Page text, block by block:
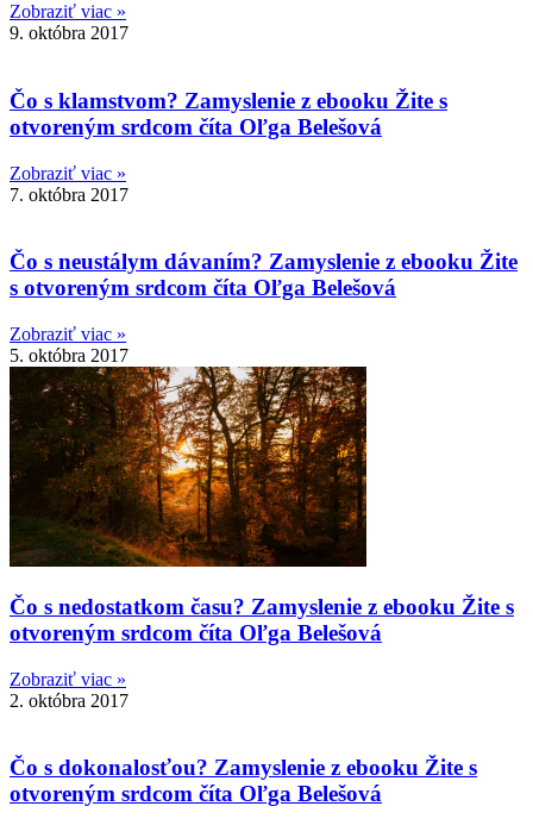
Zobraziť viac »
9. októbra 2017
Čo s klamstvom? Zamyslenie z ebooku Žite s
otvoreným srdcom číta Oľga Belešová
Zobraziť viac »
7. októbra 2017
Čo s neustálym dávaním? Zamyslenie z ebooku Žite
s otvoreným srdcom číta Oľga Belešová
Zobraziť viac »
5. októbra 2017
Čo s nedostatkom času? Zamyslenie z ebooku Žite s
otvoreným srdcom číta Oľga Belešová
Zobraziť viac »
2. októbra 2017
Čo s dokonalosťou? Zamyslenie z ebooku Žite s
otvoreným srdcom číta Oľga Belešová